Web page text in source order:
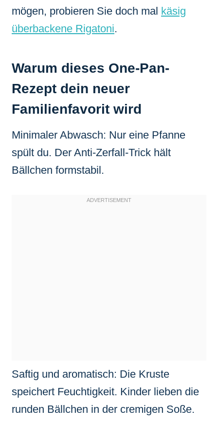
mögen, probieren Sie doch mal käsig
überbackene Rigatoni.
Warum dieses One-Pan-
Rezept dein neuer
Familienfavorit wird
Minimaler Abwasch: Nur eine Pfanne
spült du. Der Anti-Zerfall-Trick hält
Bällchen formstabil.
Saftig und aromatisch: Die Kruste
speichert Feuchtigkeit. Kinder lieben die
runden Bällchen in der cremigen Soße.